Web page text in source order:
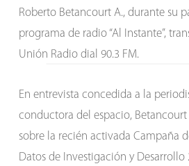
Roberto Betancourt A., durante su
programa de radio “Al Instante”,
Unión Radio dial 90.3 FM.
En entrevista concedida a la
conductora del espacio,
sobre la recién activada Campaña
Datos de Investigación y Desarrollo